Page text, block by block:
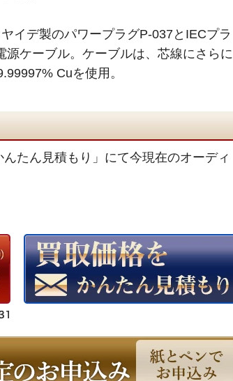
イデ製のパワープラグP-037とIECプラ
ケーブル。ケーブルは、芯線にさらに
Cuを使用。
たん見積もり」にて今現在のオーディ